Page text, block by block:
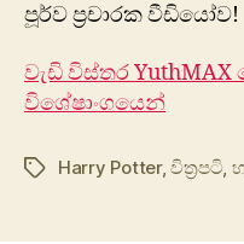
පූර්ව ප්‍රචාරක වීඩියෝව!
වැඩි විස්තර
විශේෂාංගයෙන්
TagsHarry Potter,විත්‍රපටි,